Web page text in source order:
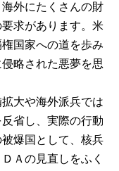
外にたくさんの財
求があります。米
国家への道を歩み
略された悪夢を思
大や海外派兵では
省し、実際の行動
爆国として、核兵
Ａの見直しをふく